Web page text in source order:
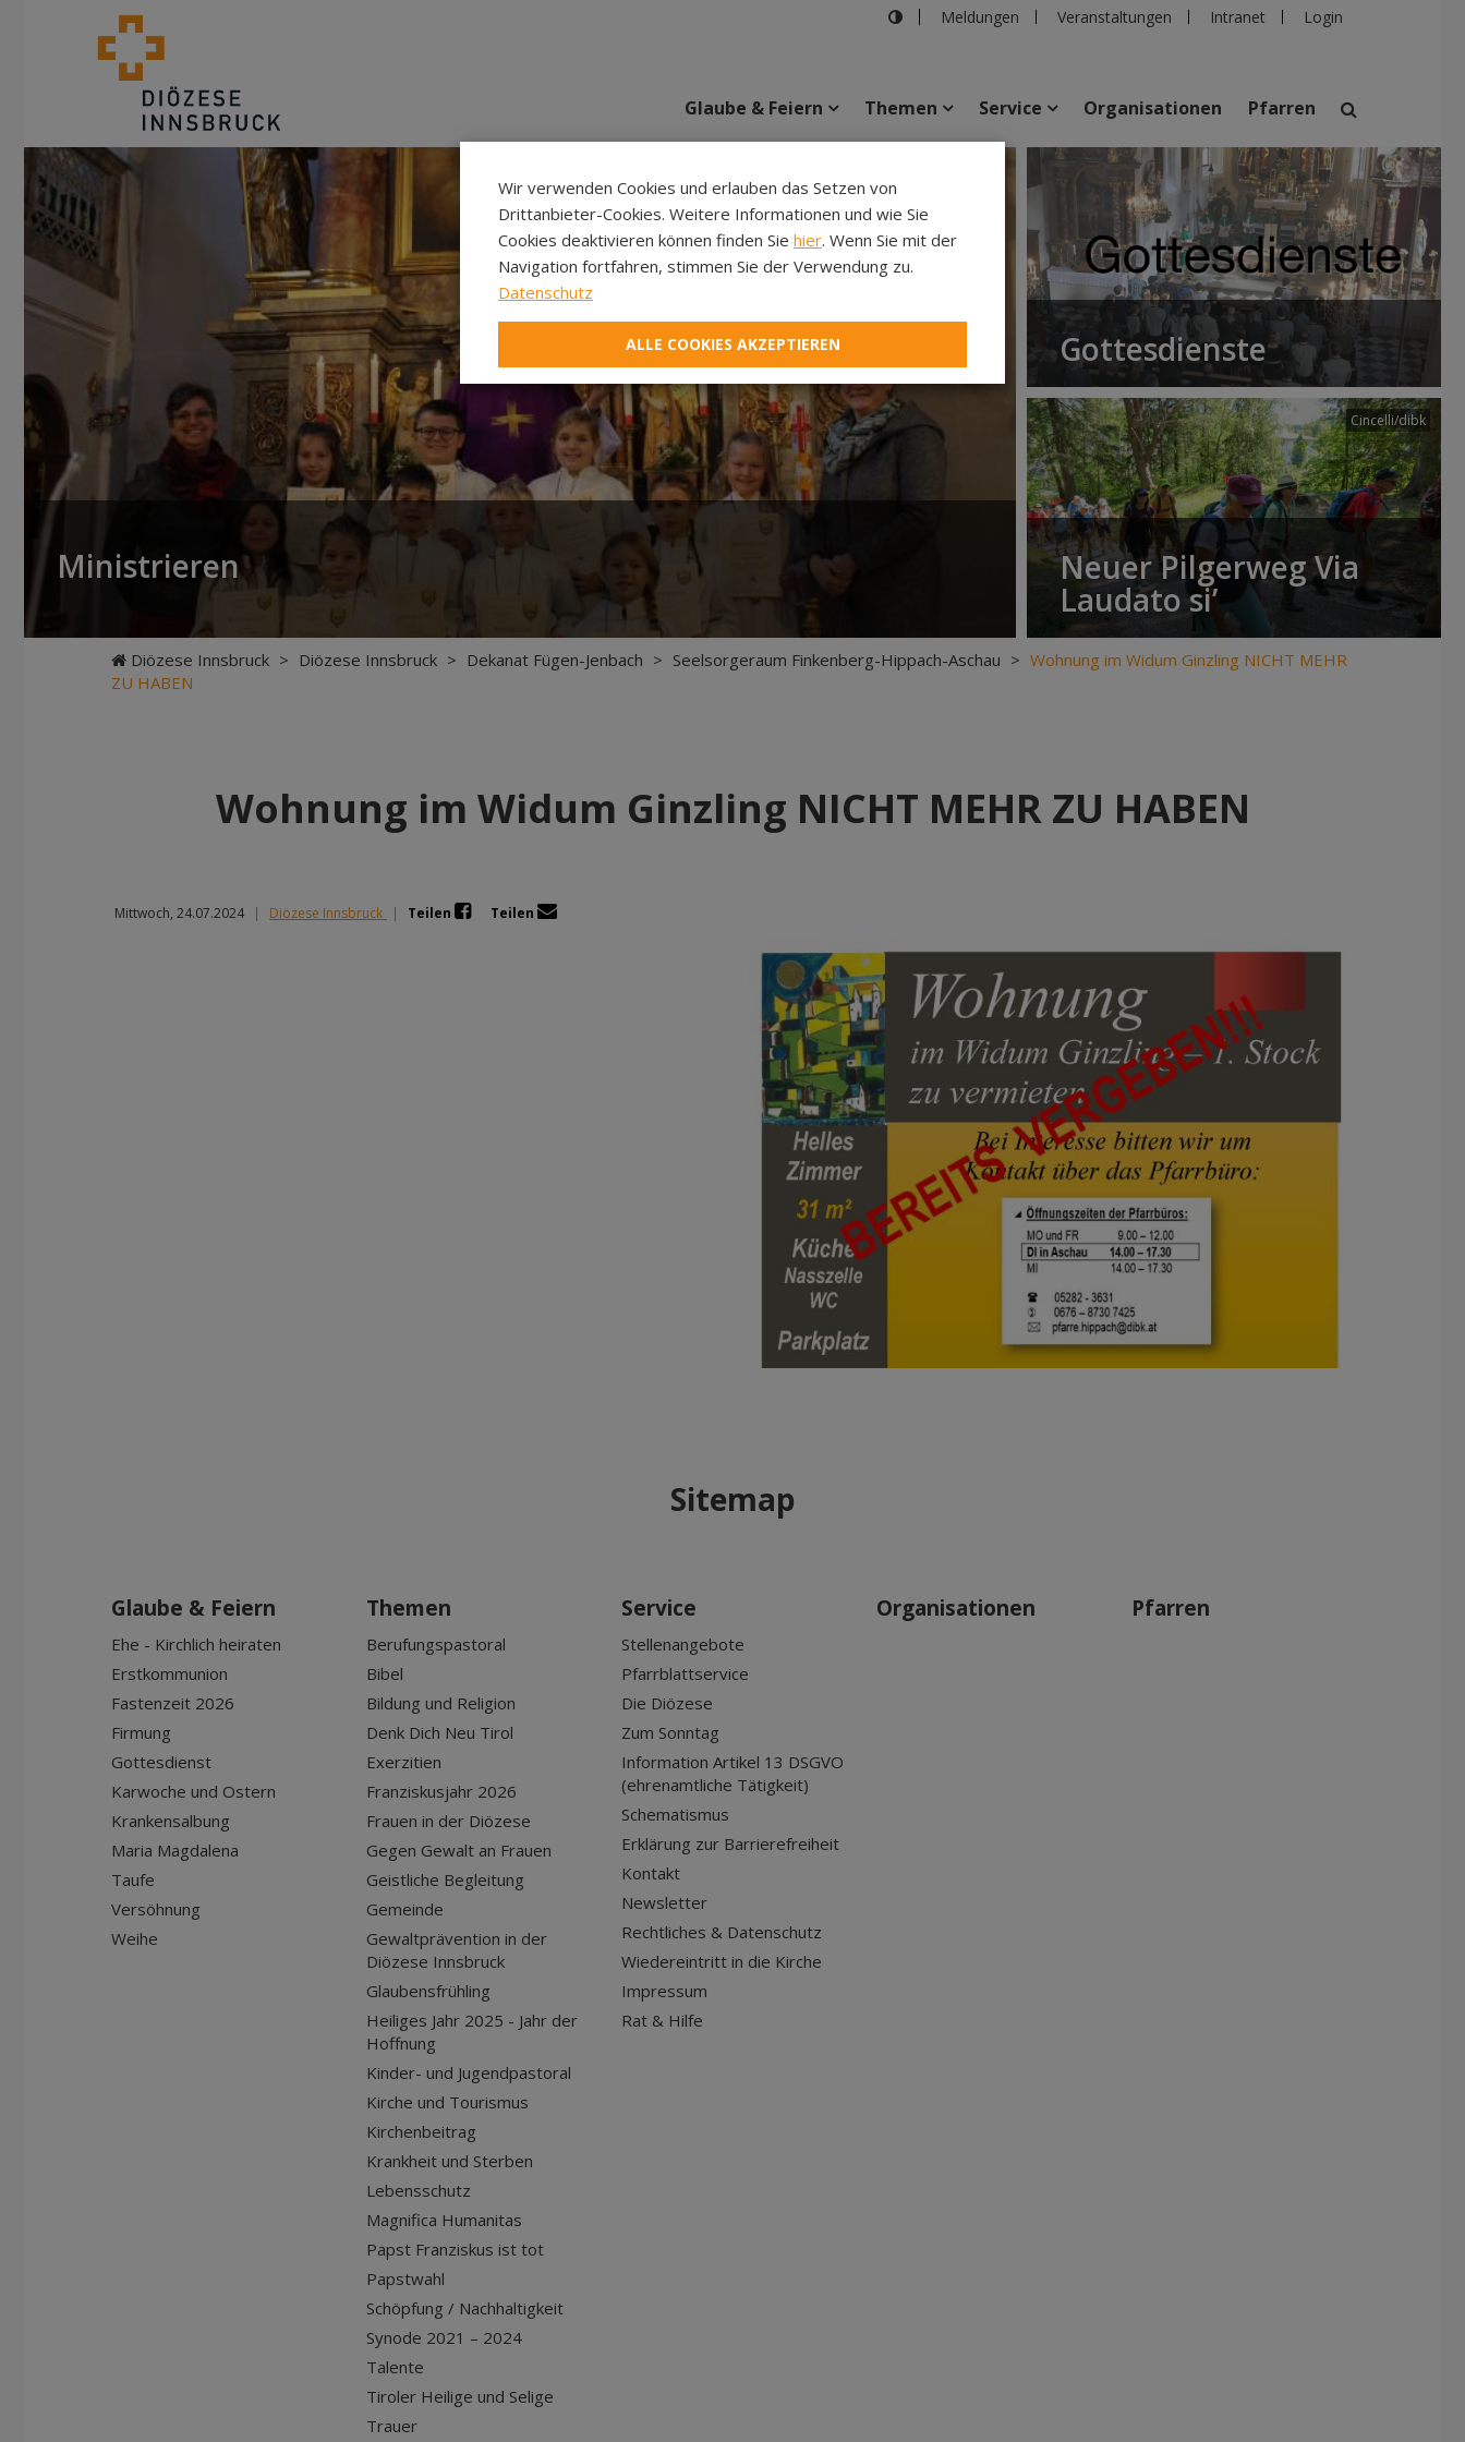
Meldungen Veranstaltungen Intranet Login
suchen
Veranstaltungen Personen Pfarren Einrichtungen
Glaube & Feiern Themen Service Organisationen Pfarren
Ministrieren
Gottesdienste
Cincelli/dibk
Neuer Pilgerweg Via
Laudato si’
Diözese Innsbruck > Diözese Innsbruck > Dekanat Fügen-Jenbach > Seelsorgeraum Finkenberg-Hippach-Aschau > Wohnung im Widum Ginzling NICHT MEHR
ZU HABEN
Wohnung im Widum Ginzling NICHT MEHR ZU HABEN
Mittwoch, 24.07.2024 | Diözese Innsbruck | Teilen Teilen
Sitemap
Glaube & Feiern
Ehe - Kirchlich heiraten
Erstkommunion
Fastenzeit 2026
Firmung
Gottesdienst
Karwoche und Ostern
Krankensalbung
Maria Magdalena
Taufe
Versöhnung
Weihe
Themen
Berufungspastoral
Bibel
Bildung und Religion
Denk Dich Neu Tirol
Exerzitien
Franziskusjahr 2026
Frauen in der Diözese
Gegen Gewalt an Frauen
Geistliche Begleitung
Gemeinde
Gewaltprävention in der
Diözese Innsbruck
Glaubensfrühling
Heiliges Jahr 2025 - Jahr der
Hoffnung
Kinder- und Jugendpastoral
Kirche und Tourismus
Kirchenbeitrag
Krankheit und Sterben
Lebensschutz
Magnifica Humanitas
Papst Franziskus ist tot
Papstwahl
Schöpfung / Nachhaltigkeit
Synode 2021 – 2024
Talente
Tiroler Heilige und Selige
Trauer
Service
Stellenangebote
Pfarrblattservice
Die Diözese
Zum Sonntag
Information Artikel 13 DSGVO
(ehrenamtliche Tätigkeit)
Schematismus
Erklärung zur Barrierefreiheit
Kontakt
Newsletter
Rechtliches & Datenschutz
Wiedereintritt in die Kirche
Impressum
Rat & Hilfe
Organisationen Pfarren
Wir verwenden Cookies und erlauben das Setzen von
Drittanbieter-Cookies. Weitere Informationen und wie Sie
Cookies deaktivieren können finden Sie hier. Wenn Sie mit der
Navigation fortfahren, stimmen Sie der Verwendung zu.
Datenschutz
ALLE COOKIES AKZEPTIEREN